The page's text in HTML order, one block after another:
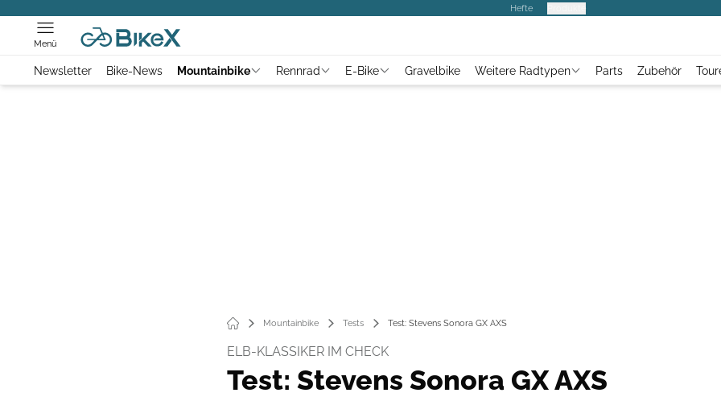
Hefte
Menü
Newsletter Bike-News Mountainbike Rennrad E-Bike Gravelbike Weitere Radtypen Parts Zubehör
Mountainbike Tests Test: Stevens Sonora GX AXS
ELB-KLASSIKER IM CHECK
Test: Stevens Sonora GX AXS